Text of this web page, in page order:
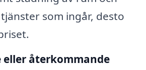
som ingår, desto
eller återkommande